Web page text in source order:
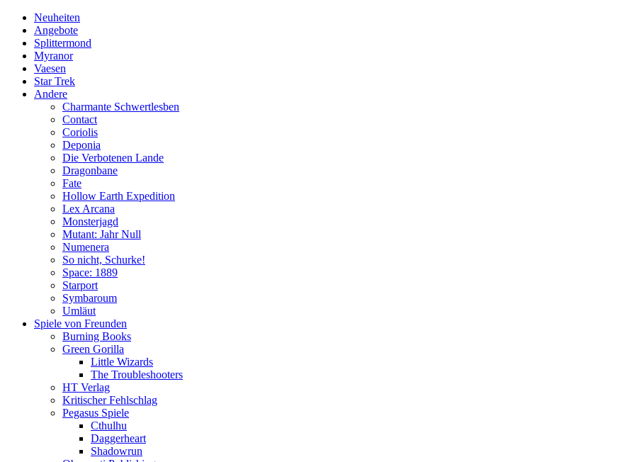
Neuheiten
Angebote
Splittermond
Myranor
Vaesen
Star Trek
Andere
Charmante Schwertlesben
Contact
Coriolis
Deponia
Die Verbotenen Lande
Dragonbane
Fate
Hollow Earth Expedition
Lex Arcana
Monsterjagd
Mutant: Jahr Null
Numenera
So nicht, Schurke!
Space: 1889
Starport
Symbaroum
Umläut
Spiele von Freunden
Burning Books
Green Gorilla
Little Wizards
The Troubleshooters
HT Verlag
Kritischer Fehlschlag
Pegasus Spiele
Cthulhu
Daggerheart
Shadowrun